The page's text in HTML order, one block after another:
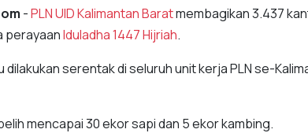
-PLN UID Kalimantan Baratmembagikan 3.437
perayaanIduladha 1447 Hijriah.
serentak di seluruh unit kerja PLN se-
mencapai 30 ekor sapi dan 5 ekor kambing.